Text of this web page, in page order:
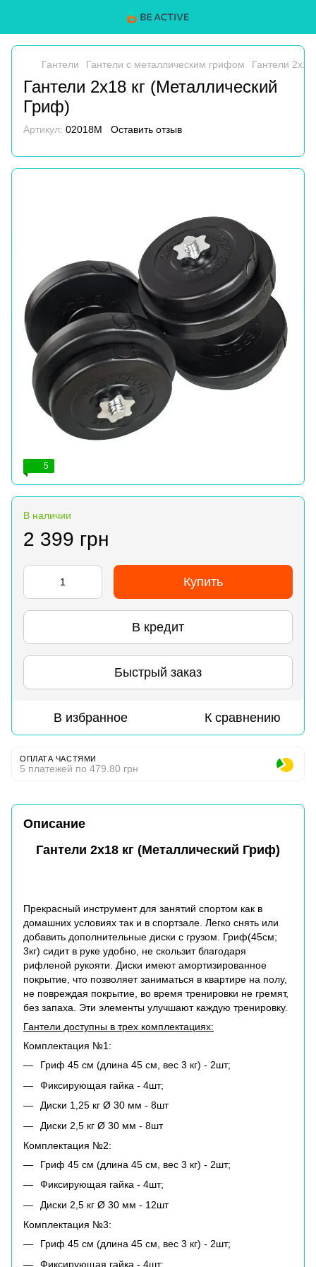
Гантели Гантели с металлическим грифом Гантели
Гантели 2х18 кг (Металлический
Гриф)
Артикул: 02018M Оставить отзыв
5
В наличии
2 399 грн
Купить
В кредит
Быстрый заказ
В избранное К сравнению
ОПЛАТА ЧАСТЯМИ
5 платежей по 479.80 грн
Описание
Гантели 2х18 кг (Металлический Гриф)
Прекрасный инструмент для занятий спортом как в
домашних условиях так и в спортзале. Легко снять или
добавить дополнительные диски с грузом. Гриф(45см;
3кг) сидит в руке удобно, не скользит благодаря
рифленой рукояти. Диски имеют амортизированное
покрытие, что позволяет заниматься в квартире на полу,
не повреждая покрытие, во время тренировки не гремят,
без запаха. Эти элементы улучшают каждую тренировку.
Гантели доступны в трех комплектациях:
Комплектация №1:
Гриф 45 см (длина 45 см, вес 3 кг) - 2шт;
Фиксирующая гайка - 4шт;
Диски 1,25 кг Ø 30 мм - 8шт
Диски 2,5 кг Ø 30 мм - 8шт
Комплектация №2:
Гриф 45 см (длина 45 см, вес 3 кг) - 2шт;
Фиксирующая гайка - 4шт;
Диски 2,5 кг Ø 30 мм - 12шт
Комплектация №3:
Гриф 45 см (длина 45 см, вес 3 кг) - 2шт;
Фиксирующая гайка - 4шт;